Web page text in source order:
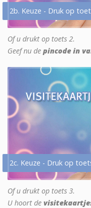
2b. Keuze - Druk op
Of u drukt op toets 2.
Geef nu de pincode in
2c. Keuze - Druk op
Of u drukt op toets 3.
U hoort de